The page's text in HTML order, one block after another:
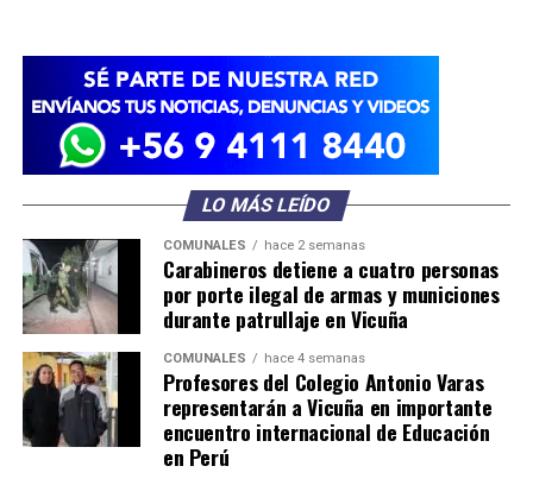
LO MÁS LEÍDO
COMUNALES hace 2 semanas
Carabineros detiene a cuatro personas
por porte ilegal de armas y municiones
durante patrullaje en Vicuña
COMUNALES hace 4 semanas
Profesores del Colegio Antonio Varas
representarán a Vicuña en importante
encuentro internacional de Educación
en Perú